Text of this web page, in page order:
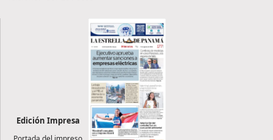
Edición Impresa